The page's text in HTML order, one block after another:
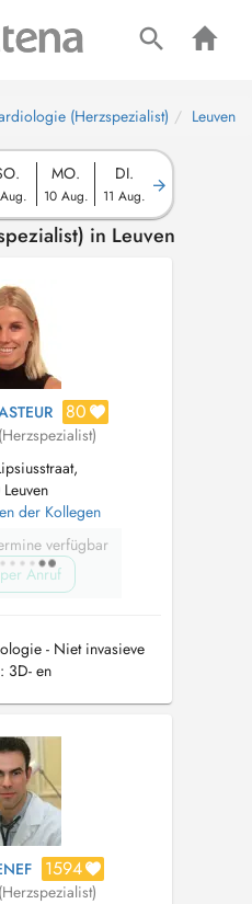
(Herzspezialist) Leuven
MO.
10 Aug.
DI.
11 Aug.
in Leuven
80
der Kollegen
verfügbar
Anruf
- Niet invasieve
3D- en
1594